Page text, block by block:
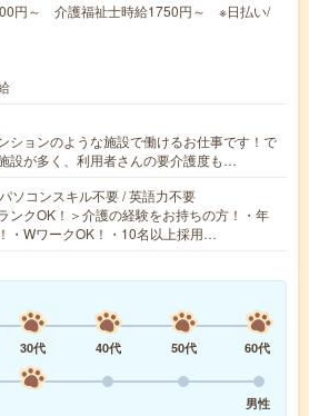
円～ 介護福祉士時給1750円～ ※日払い/
ションのような施設で働けるお仕事です！で
設が多く、利用者さんの要介護度も…
ソコンスキル不要 / 英語力不要
ンクOK！＞介護の経験をお持ちの方！・年
・WワークOK！・10名以上採用…
30代 40代 50代
60代
男性